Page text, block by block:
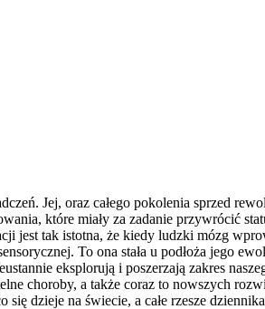
Jej, oraz całego pokolenia sprzed
które miały za zadanie przywrócić
jest tak istotna, że kiedy ludzki mózg
To ona stała u podłoża jego
eksplorują i poszerzają zakres
choroby, a także coraz to nowszych
dzieje na świecie, a całe rzesze